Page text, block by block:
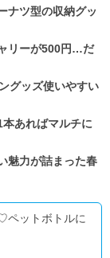
ナツ型の収納グッ
リーが500円…だ
グッズ使いやすい
あればマルチに
魅力が詰まった春
ペットボトルに